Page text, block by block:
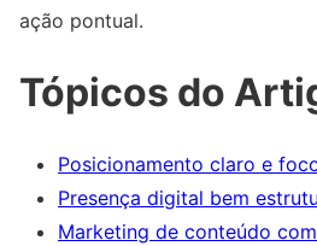
ação pontual.
Tópicos do
Posicionamento claro e
Presença digital bem
Marketing de conteúdo